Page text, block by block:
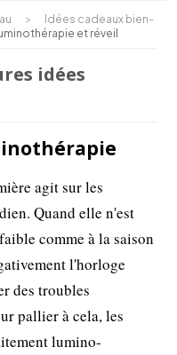
>
Idées cadeaux bien-
et réveil
idées
agit sur les
Quand elle n'est
comme à la saison
l'horloge
des troubles
pallier à cela, les
lumino-